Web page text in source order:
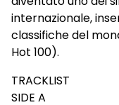
internazionale,
classifiche del
Hot 100).
TRACKLIST
SIDE A